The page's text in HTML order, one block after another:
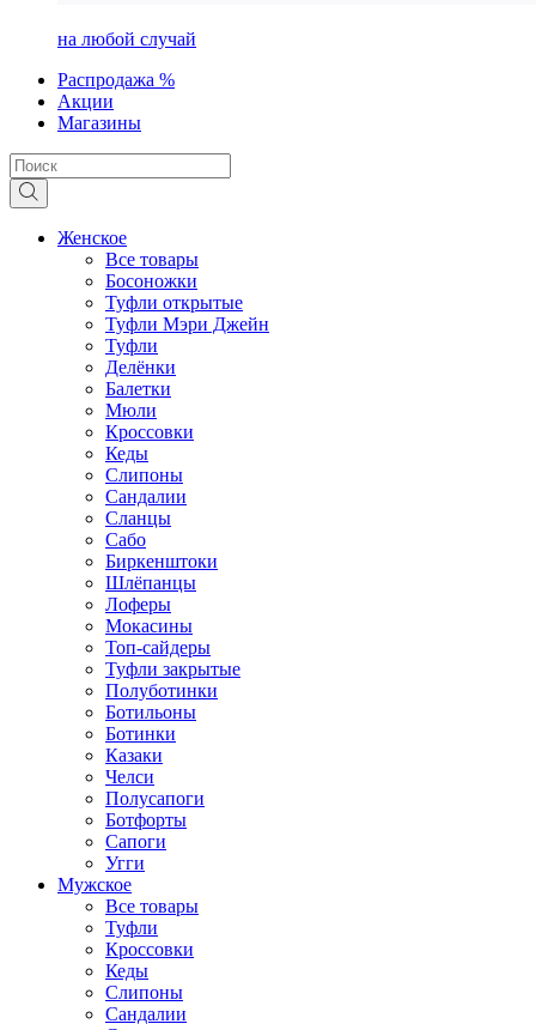
на любой случай
Распродажа %
Акции
Магазины
Женское
Все товары
Босоножки
Туфли открытые
Туфли Мэри Джейн
Туфли
Делёнки
Балетки
Мюли
Кроссовки
Кеды
Слипоны
Сандалии
Сланцы
Сабо
Биркенштоки
Шлёпанцы
Лоферы
Мокасины
Топ-сайдеры
Туфли закрытые
Полуботинки
Ботильоны
Ботинки
Казаки
Челси
Полусапоги
Ботфорты
Сапоги
Угги
Мужское
Все товары
Туфли
Кроссовки
Кеды
Слипоны
Сандалии